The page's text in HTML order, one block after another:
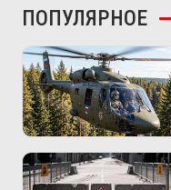
ПОПУЛЯРНОЕ